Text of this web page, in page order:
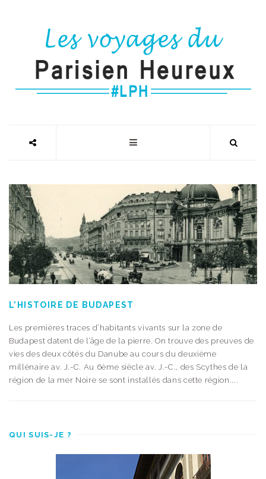
L’HISTOIRE DE BUDAPEST
Les premières traces d’habitants vivants sur la zone de
Budapest datent de l’âge de la pierre. On trouve des preuves de
vies des deux côtés du Danube au cours du deuxième
millénaire av. J.-C. Au 6ème siècle av. J.-C., des Scythes de la
région de la mer Noire se sont installés dans cette région....
QUI SUIS-JE ?